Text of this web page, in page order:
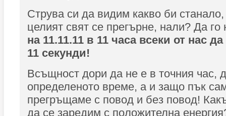
Струва си да видим какво би
целият свят се прегърне, нали? Да
на 11.11.11 в 11 часа всеки от нас
11 секунди!
Всъщност дори да не е в точния час,
определеното време, а и защо пък
прегръщаме с повод и без повод!
да се заредим с положителна